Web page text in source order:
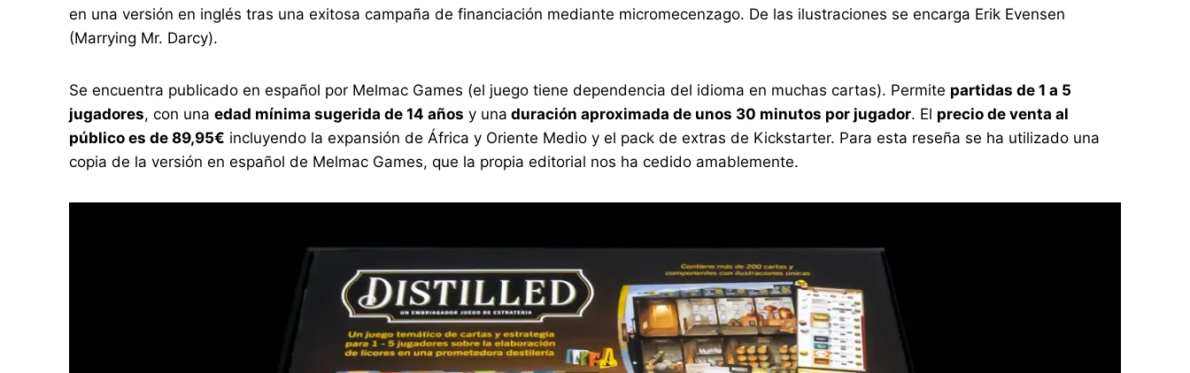
en una versión en inglés tras una exitosa campaña de financiación mediante micromecenzago. De las ilustraciones se encarga Erik Evensen
(Marrying Mr. Darcy).
Se encuentra publicado en español por Melmac Games (el juego tiene dependencia del idioma en muchas cartas). Permite partidas de 1 a 5
jugadores, con unaedad mínima sugerida de 14 años y una duración aproximada de unos 30 minutos por jugador. El precio de venta al
público es de 89,95€ incluyendo la expansión de África y Oriente Medio y el pack de extras de Kickstarter. Para esta reseña se ha utilizado una
copia de la versión en español de Melmac Games, que la propia editorial nos ha cedido amablemente.